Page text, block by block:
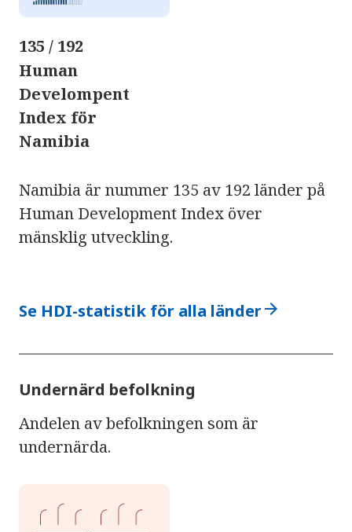
135 / 192
Human
Develompent
Index för
Namibia
Namibia är nummer 135 av 192 länder på
Human Development Index över
mänsklig utveckling.
Se HDI-statistik för alla länderarrow_forward
Undernärd befolkning
Andelen av befolkningen som är
undernärda.